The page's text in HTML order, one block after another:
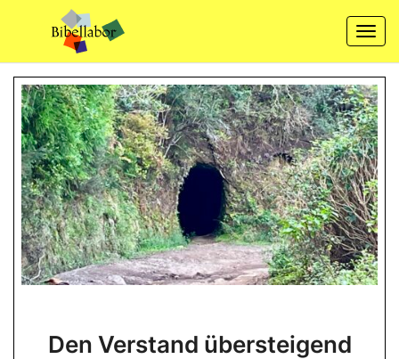
content
Verstand
Den Verstand übersteigend